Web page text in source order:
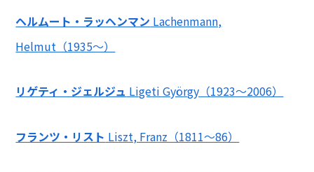
ヘルムート・ラッヘンマン Lachenmann,
Helmut（1935～）
リゲティ・ジェルジュ Ligeti György（1923～2006）
フランツ・リスト Liszt, Franz（1811～86）